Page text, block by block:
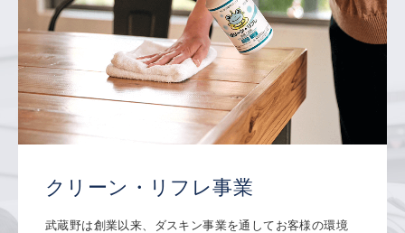
クリーン・リフレ事業
武蔵野は創業以来、ダスキン事業を通してお客様の環境